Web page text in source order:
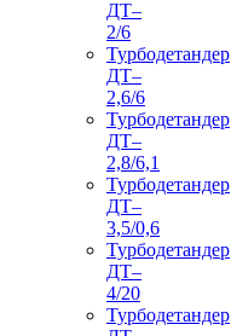
ДТ–
2/6
Турбодетандер
ДТ–
2,6/6
Турбодетандер
ДТ–
2,8/6,1
Турбодетандер
ДТ–
3,5/0,6
Турбодетандер
ДТ–
4/20
Турбодетандер